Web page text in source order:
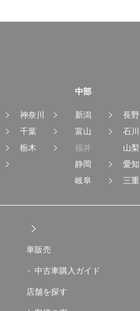
神奈川
千葉
栃木
中部
新潟
長野
富山
石川
福井
山梨
静岡
愛知
岐阜
三重
車販売
中古車購入ガイド
店舗を探す